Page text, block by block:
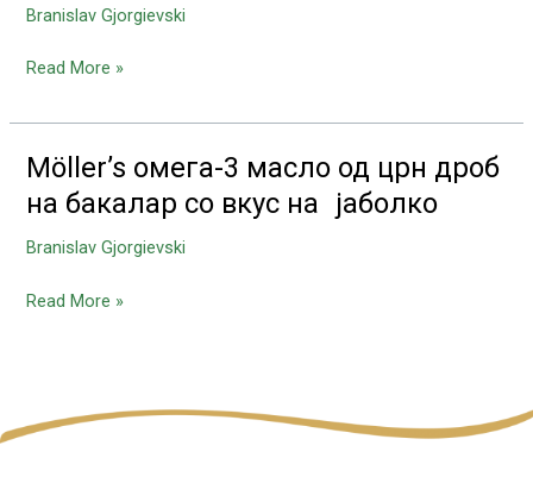
лимон
Branislav Gjorgievski
од
дроб
бакалар
тути-
фрути
Read More »
Möller’s омега-3 масло од црн дроб
на бакалар со вкус на јаболко
Branislav Gjorgievski
Möller’s
омега-3
масло
од
дроб
вкус
Read More »